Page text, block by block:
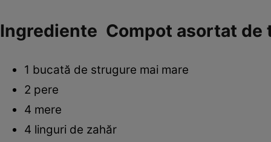
Ingrediente Compot asortat de
1 bucată de strugure mai mare
2 pere
4 mere
4 linguri de zahăr